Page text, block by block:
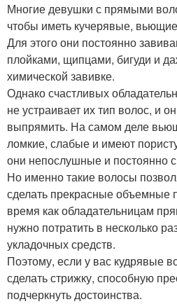
Многие девушки с прямыми
чтобы иметь кучерявые,
Для этого они постоянно
плойками, щипцами, бигуди и
химической завивке.
Однако счастливых
не устраивает их тип волос, и
выпрямить. На самом деле
ломкие, слабые и имеют
они непослушные и постоянно
Но именно такие волосы
сделать прекрасные объемные
время как обладательницам
нужно потратить в несколько
укладочных средств.
Поэтому, если у вас кудрявые
сделать стрижку, способную
подчеркнуть достоинства.